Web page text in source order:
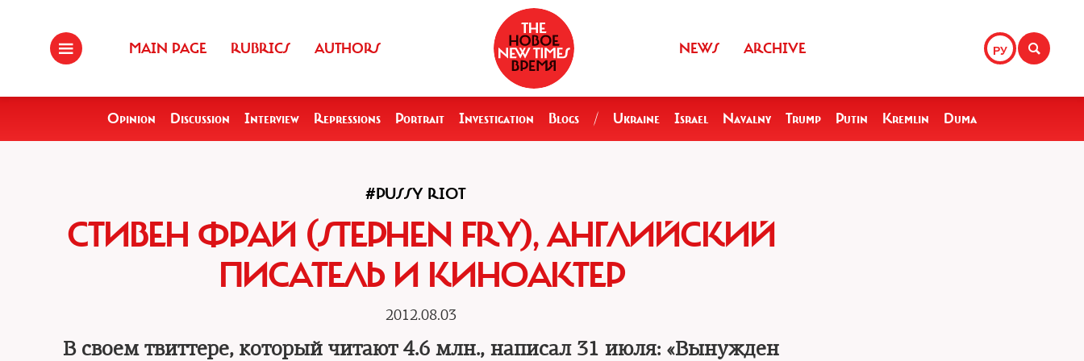
MAIN PAGE RUBRICS AUTHORS РУ
NEWS ARCHIVE
Opinion Discussion Interview Repressions Portrait Investigation Blogs / Ukraine Israel Navalny Trump Putin Kremlin Duma
#PUSSY RIOT
СТИВЕН ФРАЙ (STEPHEN FRY), АНГЛИЙСКИЙ
ПИСАТЕЛЬ И КИНОАКТЕР
2012.08.03
В своем твиттере, который читают 4.6 млн., написал 31 июля: «Вынужден